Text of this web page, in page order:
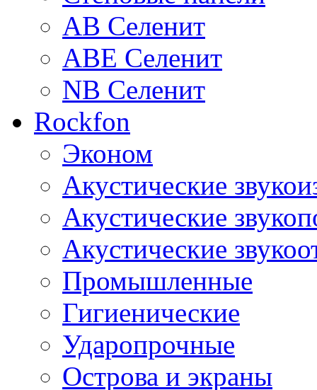
AB Селенит
ABE Селенит
NB Селенит
Rockfon
Эконом
Акустические
Акустические
Акустические
Промышленные
Гигиенические
Ударопрочные
Острова и экраны